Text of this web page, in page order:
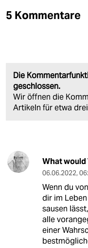
5 Kommentare
Die
geschlossen.
Wir öffnen die
Artikeln für etwa
What would
06.06.2022,
Wenn du
dir im
sausen
alle
einer